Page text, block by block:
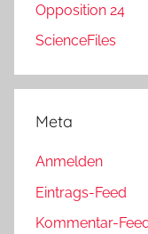
Opposition 24
ScienceFiles
Meta
Anmelden
Eintrags-Feed
Kommentar-